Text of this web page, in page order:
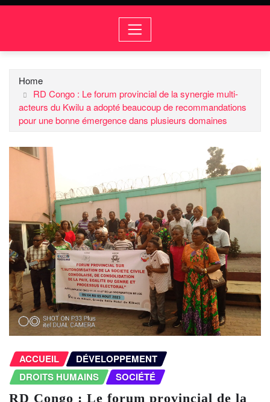
Home
RD Congo : Le forum provincial de la synergie multi-
acteurs du Kwilu a adopté beaucoup de recommandations
pour une bonne émergence dans plusieurs domaines
ACCUEIL
DÉVELOPPEMENT
DROITS HUMAINS
SOCIÉTÉ
RD Congo : Le forum provincial de la